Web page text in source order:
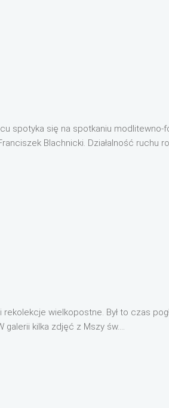
spotyka się na spotkaniu
Blachnicki. Działalność ruchu
wielkopostne. Był to czas
galerii kilka zdjęć z Mszy św....